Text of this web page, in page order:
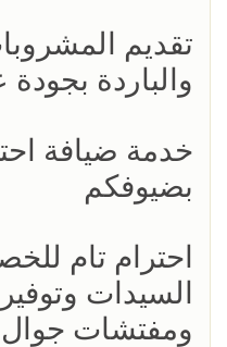
تقديم
والباردة بجودة
خدمة ضيافة
بضيوفكم
احترام تام
السيدات
ومفتشات جوال